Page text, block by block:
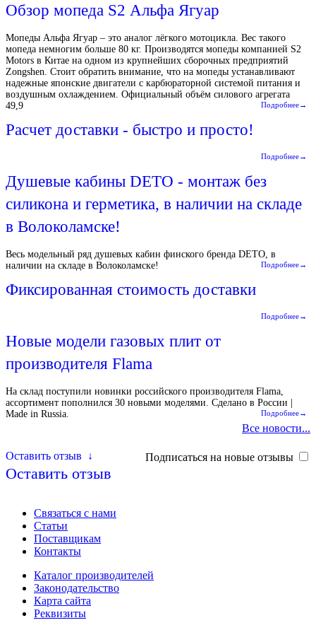
Обзор мопеда S2 Альфа Ягуар
Мопеды Альфа Ягуар – это аналог лёгкого мотоцикла. Вес такого
мопеда немногим больше 80 кг. Производятся мопеды компанией S2
Motors в Китае на одном из крупнейших сборочных предприятий
Zongshen. Стоит обратить внимание, что на мопеды устанавливают
надежные японские двигатели с карбюраторной системой питания и
воздушным охлаждением. Официальный объём силового агрегата
49,9
Подробнее→
Расчет доставки - быстро и просто!
Подробнее→
Душевые кабины DETO - монтаж без
силикона и герметика, в наличии на складе
в Волоколамске!
Весь модельный ряд душевых кабин финского бренда DETO, в
наличии на складе в Волоколамске!
Подробнее→
Фиксированная стоимость доставки
Подробнее→
Новые модели газовых плит от
производителя Flama
На склад поступили новинки российского производителя Flama,
ассортимент пополнился 30 новыми моделями. Сделано в России |
Made in Russia.
Подробнее→
Все новости...
Подписаться на новые отзывы
Оставить отзыв ↓
Оставить отзыв
Связаться с нами
Статьи
Поставщикам
Контакты
Каталог производителей
Законодательство
Карта сайта
Реквизиты